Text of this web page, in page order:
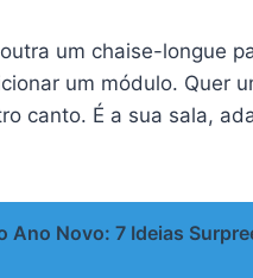
um chaise-longue
um módulo. Quer
canto. É a sua sala,
Ano Novo: 7 Ideias